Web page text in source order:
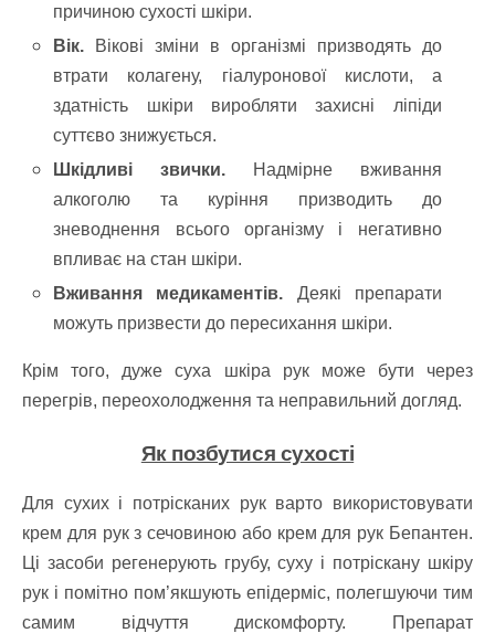
причиною сухості шкіри.
Вік. Вікові зміни в організмі призводять до
втрати колагену, гіалуронової кислоти, а
здатність шкіри виробляти захисні ліпіди
суттєво знижується.
Шкідливі звички. Надмірне вживання
алкоголю та куріння призводить до
зневоднення всього організму і негативно
впливає на стан шкіри.
Вживання медикаментів. Деякі препарати
можуть призвести до пересихання шкіри.
Крім того, дуже суха шкіра рук може бути через
перегрів, переохолодження та неправильний догляд.
Як позбутися сухості
Для сухих і потрісканих рук варто використовувати
крем для рук з сечовиною або крем для рук Бепантен.
Ці засоби регенерують грубу, суху і потріскану шкіру
рук і помітно пом’якшують епідерміс, полегшуючи тим
самим відчуття дискомфорту. Препарат